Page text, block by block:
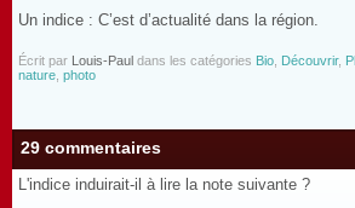
Un indice : C’est d’actualité dans la région.
Écrit par Louis-Paul dans les catégories Bio Découvrir,
nature photo
29 commentaires
L'indice induirait-il à lire la note suivante ?